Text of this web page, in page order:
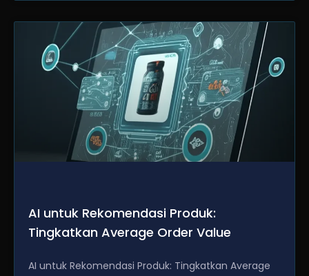
AI untuk Rekomendasi Produk:
Tingkatkan Average Order Value
AI untuk Rekomendasi Produk: Tingkatkan Average